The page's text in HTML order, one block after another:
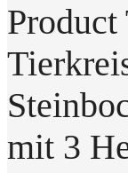
Product
mit 3